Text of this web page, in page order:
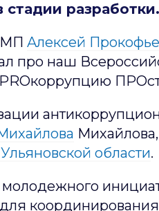
стадии разработки.
Aлексей
про наш
области.